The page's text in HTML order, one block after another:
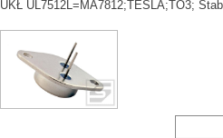
UKŁ UL7512L=MA7812;TESLA;TO3;